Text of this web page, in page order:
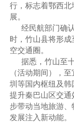
行，标志着鄂西
展。
经民航部门确
时，竹山县将形
空交通圈。
据悉，竹山至
（活动期间），
圳等国内枢纽及
提升秦巴山区交通
步带动当地旅游
发展注入新动能。